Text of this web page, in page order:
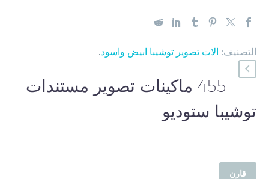
التصنيف: الات تصوير توشيبا ابيض واسود.
455 ماكينات تصوير مستندات
توشيبا ستوديو
قارن